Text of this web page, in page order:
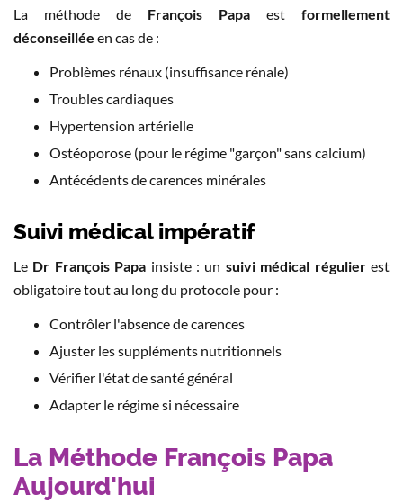
La méthode de François Papa est formellement
déconseillée en cas de :
Problèmes rénaux (insuffisance rénale)
Troubles cardiaques
Hypertension artérielle
Ostéoporose (pour le régime "garçon" sans calcium)
Antécédents de carences minérales
Suivi médical impératif
Le Dr François Papa insiste : un suivi médical régulierest
obligatoire tout au long du protocole pour :
Contrôler l'absence de carences
Ajuster les suppléments nutritionnels
Vérifier l'état de santé général
Adapter le régime si nécessaire
La Méthode François Papa
Aujourd'hui